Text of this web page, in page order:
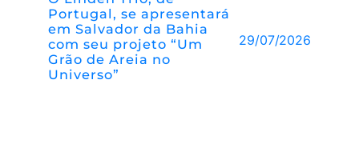
Portugal, se apresentará
em Salvador da Bahia
com seu projeto “Um
Grão de Areia no
Universo”
29/07/2026